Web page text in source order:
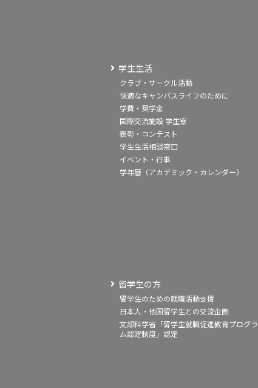
学生生活
クラブ・サークル活動
快適なキャンパスライフのために
学費・奨学金
国際交流施設 学生寮
表彰・コンテスト
学生生活相談窓口
イベント・行事
学年暦（アカデミック・カレンダー）
留学生の方
留学生のための就職活動支援
日本人・他国留学生との交流企画
文部科学省「留学生就職促進教育プログラ
ム認定制度」認定